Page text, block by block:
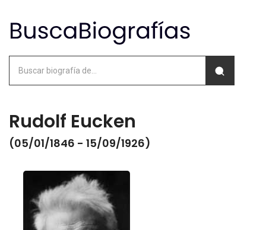
Rudolf Eucken
(05/01/1846 - 15/09/1926)